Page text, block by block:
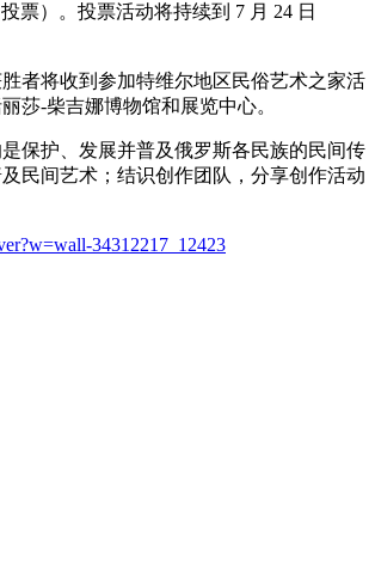
票）。投票活动将持续到 7 月 24 日
者将收到参加特维尔地区民俗艺术之家活
莎-柴吉娜博物馆和展览中心。
保护、发展并普及俄罗斯各民族的民间传
民间艺术；结识创作团队，分享创作活动
34312217_12423